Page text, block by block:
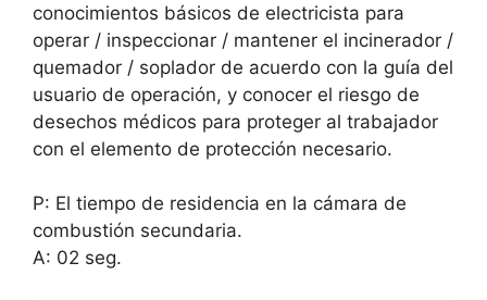
conocimientos básicos de electricista para
operar / inspeccionar / mantener el incinerador /
quemador / soplador de acuerdo con la guía del
usuario de operación, y conocer el riesgo de
desechos médicos para proteger al trabajador
con el elemento de protección necesario.
P: El tiempo de residencia en la cámara de
combustión secundaria.
A: 02 seg.